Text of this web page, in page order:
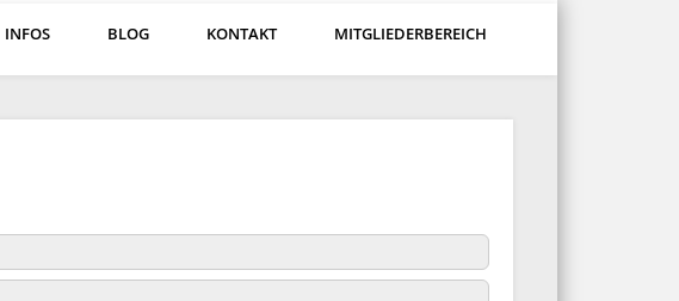
INFOS BLOG KONTAKT MITGLIEDERBEREICH